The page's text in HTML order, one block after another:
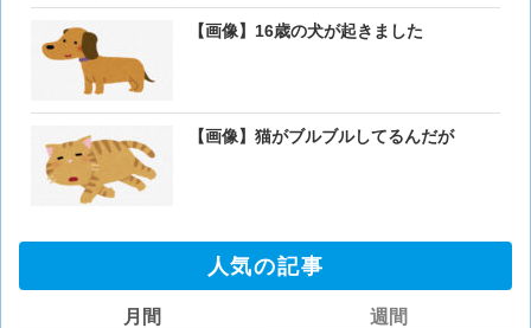
【画像】16歳の犬が起きました
【画像】猫がブルブルしてるんだが
人気の記事
月間 週間